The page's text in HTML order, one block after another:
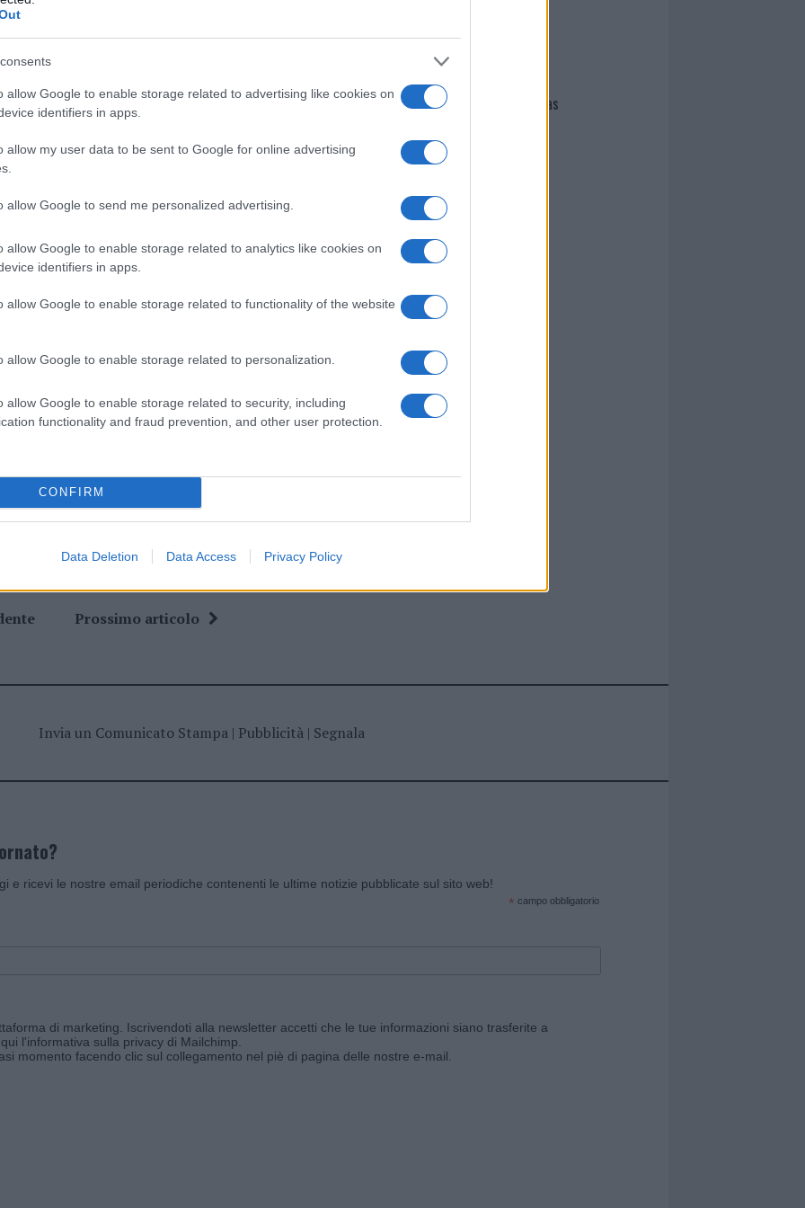
allow Google to enable storage related to advertising like cookies on
identifiers in apps.
allow my user data to be sent to Google for online advertising
allow Google to send me personalized advertising.
allow Google to enable storage related to analytics like cookies on
identifiers in apps.
allow Google to enable storage related to functionality of the website
allow Google to enable storage related to personalization.
allow Google to enable storage related to security, including
functionality and fraud prevention, and other user protection.
CONFIRM
Data Deletion Data Access Privacy Policy
nella sezione
i tuoi video e le tue foto
+39 345 356 7512
di GalluraOggi.it
news da
Prossimo articolo
Giovannimaria Cabras
Invia un Comunicato Stampa| Pubblicità| Segnala
e ricevi le nostre email periodiche contenenti le ultime notizie pubblicate sul sito web!
* campo obbligatorio
di marketing. Iscrivendoti alla newsletter accetti che le tue informazioni siano trasferite a
l'informativa sulla privacy di Mailchimp
momento facendo clic sul collegamento nel piè di pagina delle nostre e-mail.